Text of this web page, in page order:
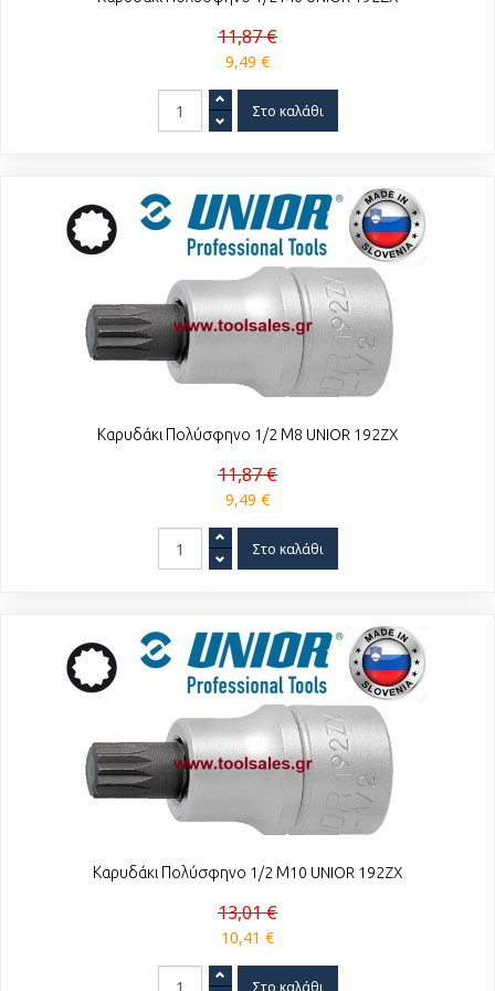
11,87 €
9,49 €
Καρυδάκι Πολύσφηνο 1/2 Μ8 UNIOR 192ZX
11,87 €
9,49 €
Καρυδάκι Πολύσφηνο 1/2 Μ10 UNIOR 192ZX
13,01 €
10,41 €